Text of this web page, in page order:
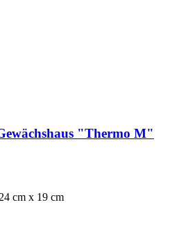
"Thermo M"
cm x 19 cm